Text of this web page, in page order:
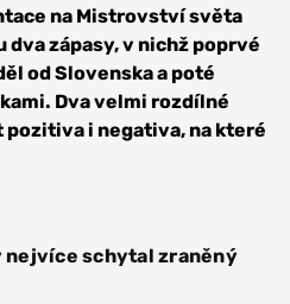
na Mistrovství světa
dva zápasy, v nichž poprvé
od Slovenska a poté
Dva velmi rozdílné
i negativa, na které
nejvíce schytal zraněný